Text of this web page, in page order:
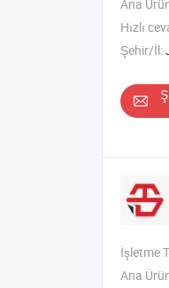
Ana
Hızlı
Şehir/İl:
İşletme
Ana